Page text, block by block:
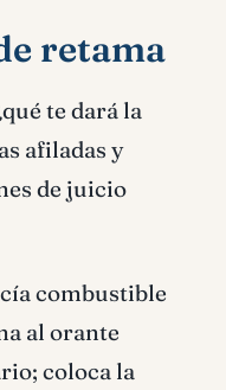
retama
te dará la
afiladas y
de juicio
combustible
al orante
coloca la